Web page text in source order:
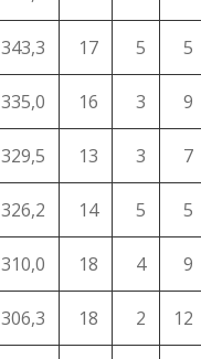
343,3 17 5 5
335,0 16 3 9
329,5 13 3 7
326,2 14 5 5
310,0 18 4 9
306,3 18 2 12